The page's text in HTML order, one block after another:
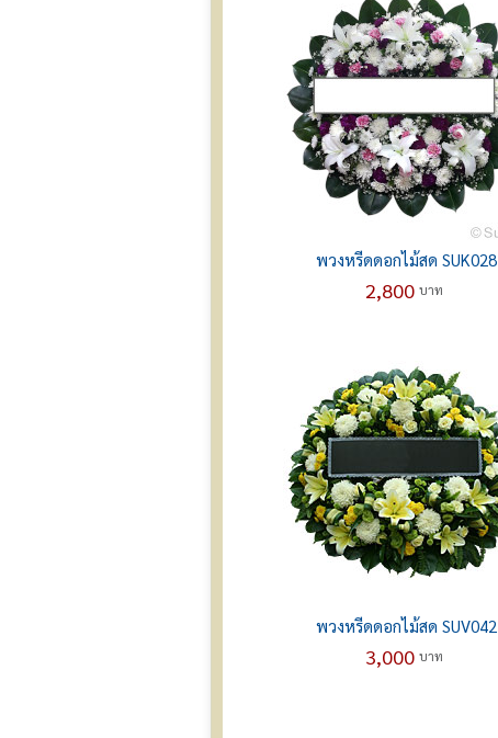
พวงหรีดดอกไม้สด SUK028
2,800 บาท
พวงหรีดดอกไม้สด SUV042
3,000 บาท